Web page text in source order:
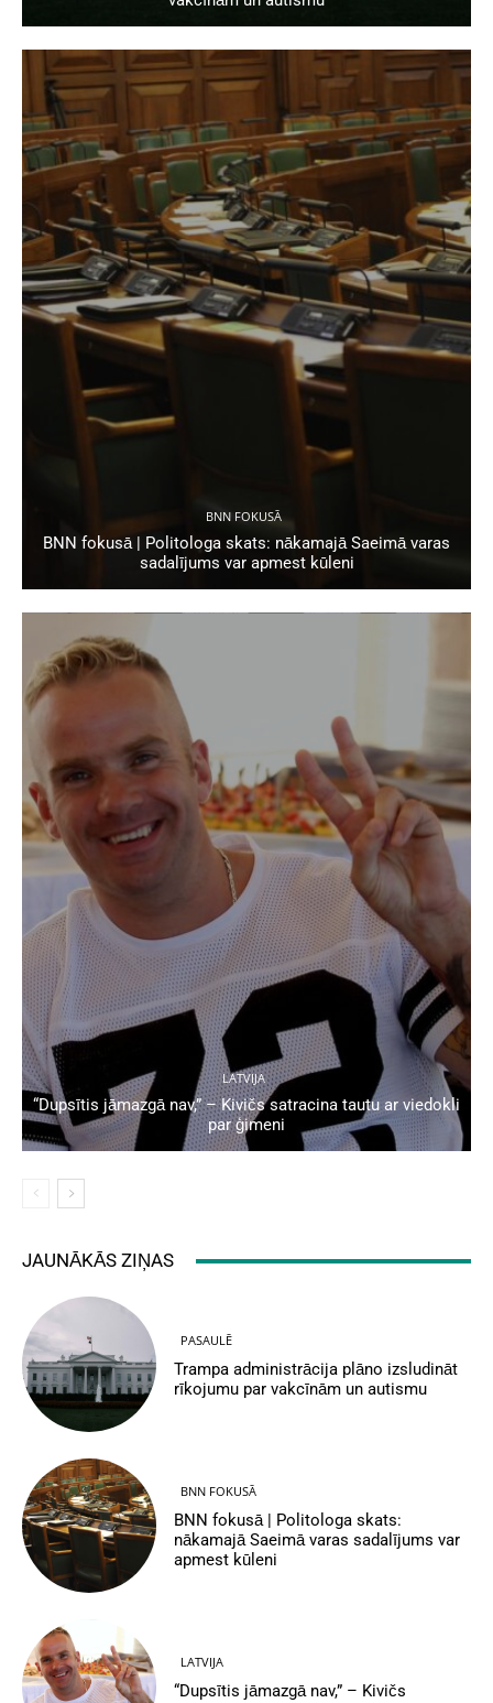
BNN FOKUSĀ
BNN fokusā | Politologa skats: nākamajā Saeimā varas
sadalījums var apmest kūleni
LATVIJA
“Dupsītis jāmazgā nav,” – Kivičs satracina tautu ar viedokli
par ģimeni
JAUNĀKĀS ZIŅAS
PASAULĒ
Trampa administrācija plāno izsludināt
rīkojumu par vakcīnām un autismu
BNN FOKUSĀ
BNN fokusā | Politologa skats:
nākamajā Saeimā varas sadalījums var
apmest kūleni
LATVIJA
“Dupsītis jāmazgā nav,” – Kivičs